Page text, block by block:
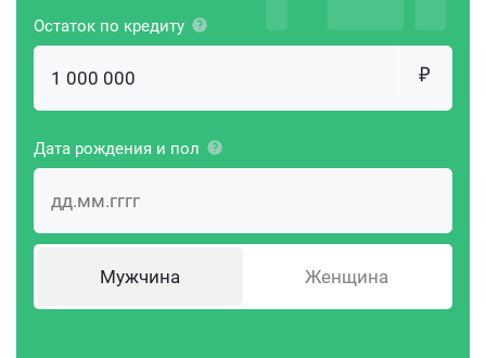
Остаток по кредиту
Дата рождения и пол
Мужчина Женщина